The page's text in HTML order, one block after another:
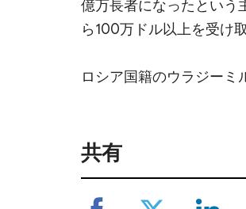
億万長者になったという
ら100万ドル以上を受け
ロシア国籍のウラジーミ
共有